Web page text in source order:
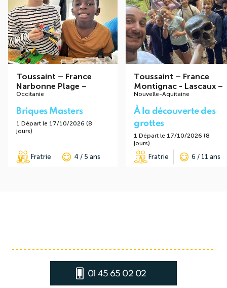
Toussaint – France
Narbonne Plage –
Occitanie
Briques Masters
1 Départ le 17/10/2026 (8
jours)
Fratrie 4 / 5 ans
Toussaint – France
Montignac - Lascaux –
Nouvelle-Aquitaine
À la découverte des
grottes
1 Départ le 17/10/2026 (8
jours)
Fratrie 6 / 11 ans
01 45 65 02 02